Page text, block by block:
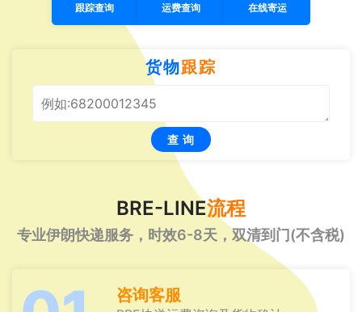
跟踪查询 运费查询 在线寄运
货物跟踪
查 询
BRE-LINE流程
专业伊朗快递服务，时效6-8天，双清到门(不含税)
咨询客服